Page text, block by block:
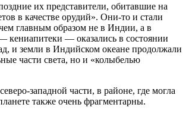
их представители, обитавшие на
в качестве орудий». Они-то и стали
главным образом не в Индии, а в
кениапитеки — оказались в состоянии
и земли в Индийском океане продолжали
части света, но и «колыбелью
западной части, в районе, где могла
также очень фрагментарны.